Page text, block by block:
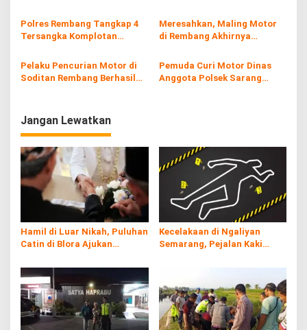
p
o
s
Gas
Polres Rembang Tangkap 4
Tersangka Komplotan
Meresahkan, Maling Motor
di Rembang Akhirnya
Pelaku Pencurian Motor di
Soditan Rembang Berhasil
Pemuda Curi Motor Dinas
Anggota Polsek Sarang
Jangan Lewatkan
Hamil di Luar Nikah, Puluhan
Catin di Blora Ajukan
Kecelakaan di Ngaliyan
Semarang, Pejalan Kaki